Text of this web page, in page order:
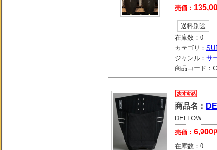
売価：
送料別途
在庫数： 0
カテゴリ：
ジャンル： サ
商品コード：
商品名：
DEFLOW
売価： 6,900
在庫数： 0